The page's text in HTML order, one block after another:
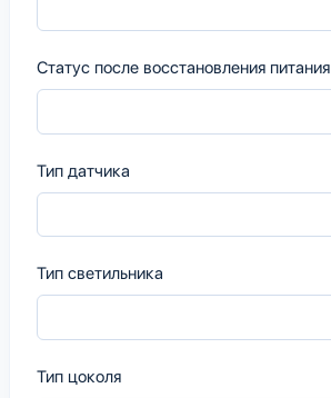
Статус после восстановления питания
Тип датчика
Тип светильника
Тип цоколя